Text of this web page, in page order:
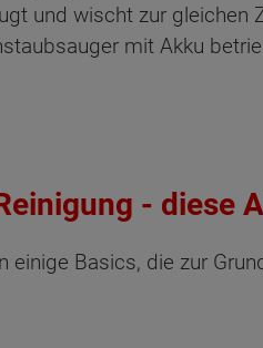
und wischt zur gleichen
mit Akku
- diese
Basics, die zur